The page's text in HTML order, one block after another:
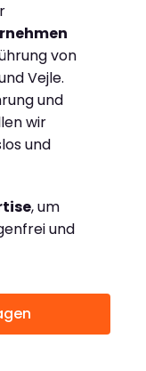
von
Vejle.
und
wir
und
, um
und